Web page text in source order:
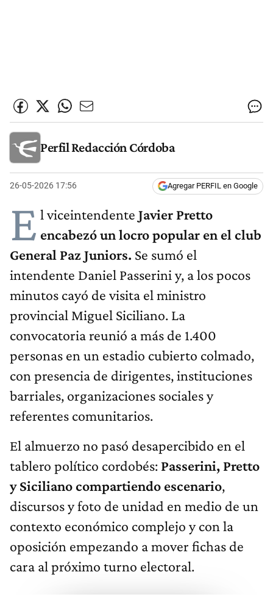
Perfil Redacción Córdoba
26-05-2026 17:56 Agregar PERFIL en Google
E l viceintendente Javier Pretto
encabezó un locro popular en el club
General Paz Juniors. Se sumó el
intendente Daniel Passerini y, a los pocos
minutos cayó de visita el ministro
provincial Miguel Siciliano. La
convocatoria reunió a más de 1.400
personas en un estadio cubierto colmado,
con presencia de dirigentes, instituciones
barriales, organizaciones sociales y
referentes comunitarios.
El almuerzo no pasó desapercibido en el
tablero político cordobés: Passerini, Pretto
y Siciliano compartiendo escenario,
discursos y foto de unidad en medio de un
contexto económico complejo y con la
oposición empezando a mover fichas de
cara al próximo turno electoral.